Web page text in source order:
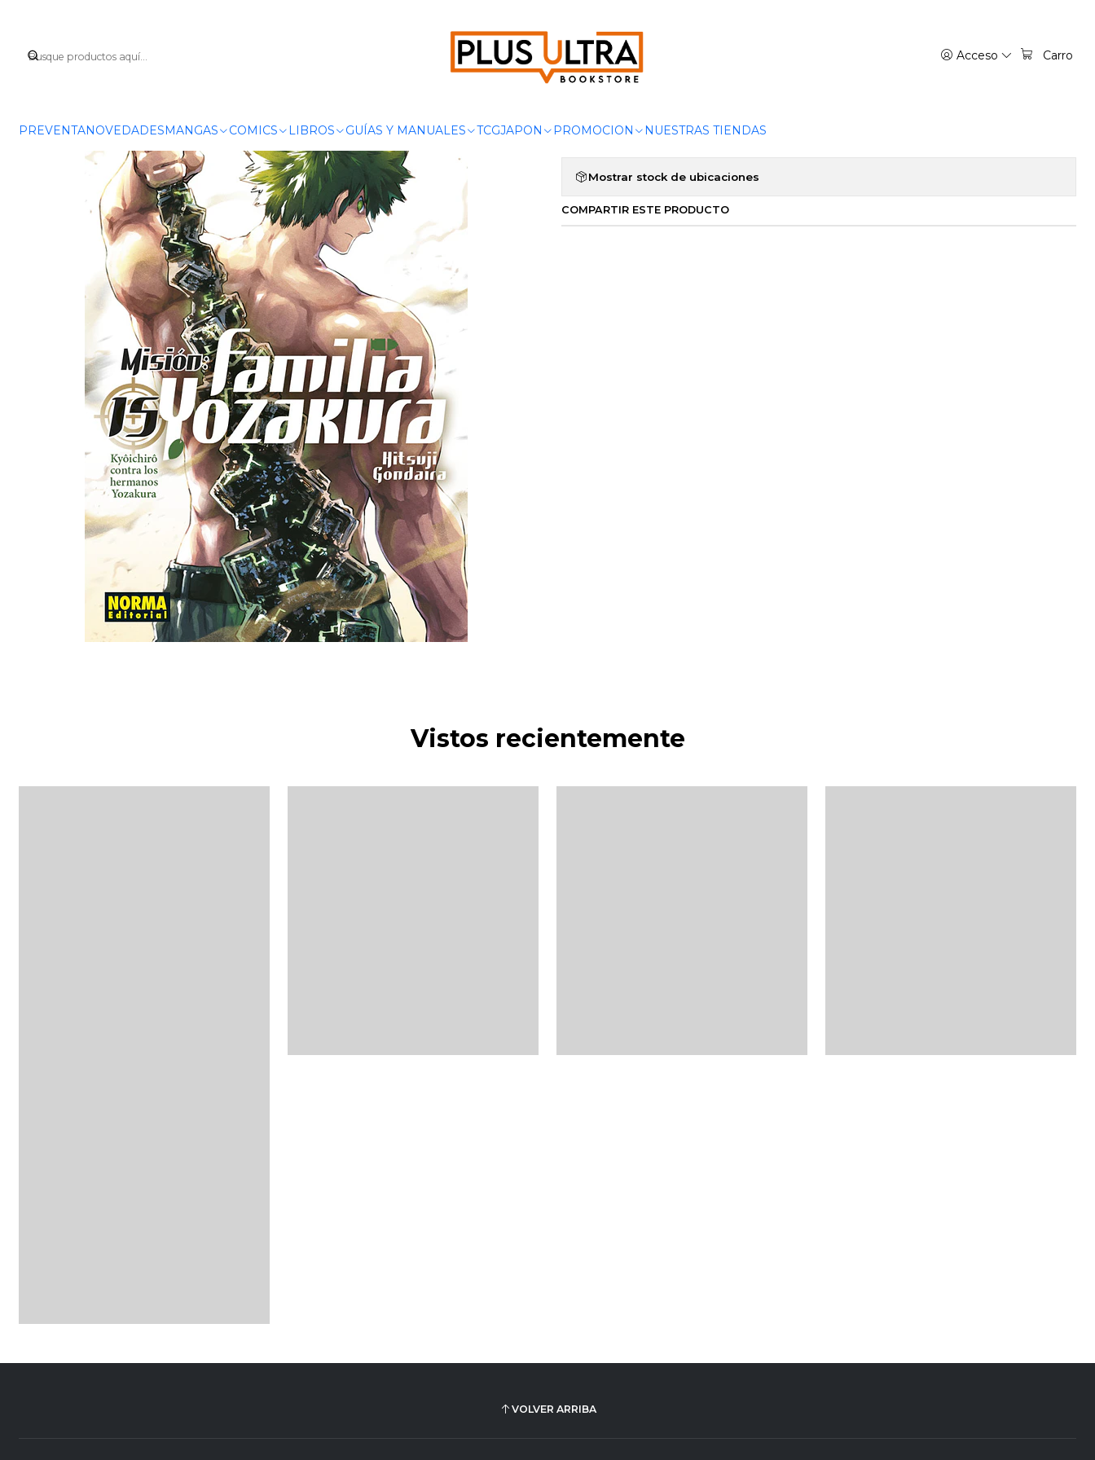
Acceso Carro
PREVENTANOVEDADESMANGAS COMICS LIBROS GUÍAS Y MANUALES TCGJAPON PROMOCION NUESTRAS TIENDAS
|
MISIÓN: FAMILIA YOZAKURA 15 - NORMA
Agregar a la lista de favoritos
Mostrar stock de ubicaciones
COMPARTIR ESTE PRODUCTO
Vistos recientemente
VOLVER ARRIBA